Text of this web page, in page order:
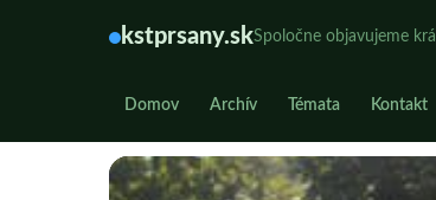
kstprsany.skSpoločne objavujeme
Domov Archív Témata Kontakt